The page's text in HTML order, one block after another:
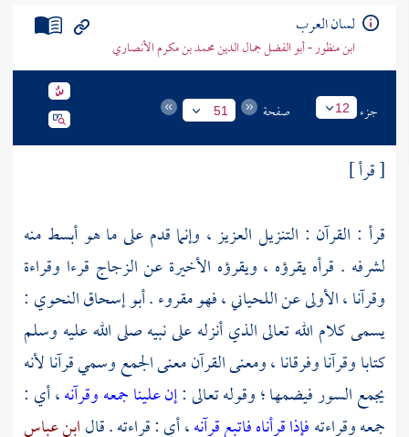
لسان العرب
ابن منظور - أبو الفضل جمال الدين محمد بن مكرم الأنصاري
جزء 12 صفحة 51
[ قرأ ]
قرأ : القرآن : التنزيل العزيز ، وإنما قدم على ما هو أبسط منه
لشرفه . قرأه يقرؤه ، ويقرؤه الأخيرة عن الزجاج قرءا وقراءة
وقرآنا ، الأولى عن اللحياني ، فهو مقروء .أبو إسحاق النحوي :
يسمى كلام الله تعالى الذي أنزله على نبيه صلى الله عليه وسلم
كتابا وقرآنا وفرقانا ، ومعنى القرآن معنى الجمع وسمي قرآنا لأنه
يجمع السور فيضمها ؛ وقوله تعالى :إن علينا جمعه وقرآنه، أي :
جمعه وقراءتهفإذا قرأناه فاتبع قرآنه، أي : قراءته . قالابن عباس